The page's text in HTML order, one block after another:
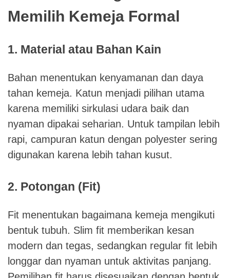
Memilih Kemeja Formal
1. Material atau Bahan Kain
Bahan menentukan kenyamanan dan daya
tahan kemeja. Katun menjadi pilihan utama
karena memiliki sirkulasi udara baik dan
nyaman dipakai seharian. Untuk tampilan lebih
rapi, campuran katun dengan polyester sering
digunakan karena lebih tahan kusut.
2. Potongan (Fit)
Fit menentukan bagaimana kemeja mengikuti
bentuk tubuh. Slim fit memberikan kesan
modern dan tegas, sedangkan regular fit lebih
longgar dan nyaman untuk aktivitas panjang.